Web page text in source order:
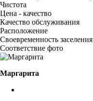
Чистота
Цена - качество
Качество обслуживания
Расположение
Своевременность заселения
Соответствие фото
Маргарита